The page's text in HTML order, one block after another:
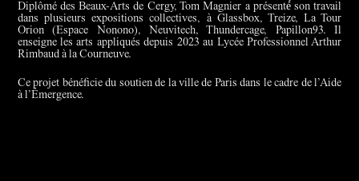
Diplômé des Beaux-Arts de Cergy, Tom Magnier a présenté́ son travail
dans plusieurs expositions collectives, à Glassbox, Treize, La Tour
Orion (Espace Nonono), Neuvitech, Thundercage, Papillon93. Il
enseigne les arts appliqués depuis 2023 au Lycée Professionnel Arthur
Rimbaud à la Courneuve.
Ce projet bénéficie du soutien de la ville de Paris dans le cadre de l’Aide
à l’Émergence.